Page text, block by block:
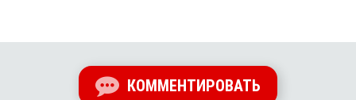
КОММЕНТИРОВАТЬ